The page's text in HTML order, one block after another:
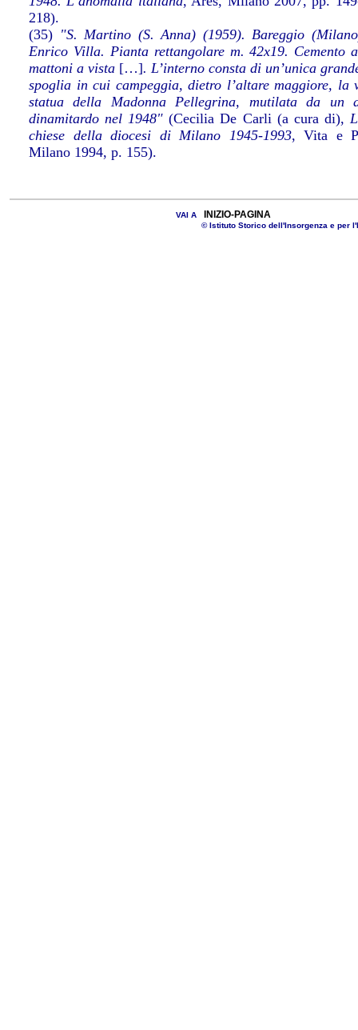
218).
(35) "S. Martino (S. Anna) (1959). Bareggio
Enrico Villa. Pianta rettangolare m. 42x19. Cemento
mattoni a vista […]. L’interno consta di un’unica
spoglia in cui campeggia, dietro l’altare maggiore, la
statua della Madonna Pellegrina, mutilata da un
dinamitardo nel 1948" (Cecilia De Carli (a cura di),
chiese della diocesi di Milano 1945-1993, Vita e
Milano 1994, p. 155).
VAI A INIZIO-PAGINA
© Istituto Storico dell'Insorgenza e per